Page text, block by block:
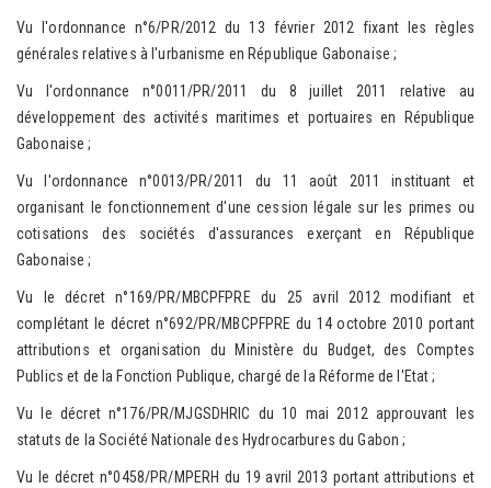
Vu l'ordonnance n°6/PR/2012 du 13 février 2012 fixant les règles
générales relatives à l'urbanisme en République Gabonaise ;
Vu l'ordonnance n°0011/PR/2011 du 8 juillet 2011 relative au
développement des activités maritimes et portuaires en République
Gabonaise ;
Vu l'ordonnance n°0013/PR/2011 du 11 août 2011 instituant et
organisant le fonctionnement d'une cession légale sur les primes ou
cotisations des sociétés d'assurances exerçant en République
Gabonaise ;
Vu le décret n°169/PR/MBCPFPRE du 25 avril 2012 modifiant et
complétant le décret n°692/PR/MBCPFPRE du 14 octobre 2010 portant
attributions et organisation du Ministère du Budget, des Comptes
Publics et de la Fonction Publique, chargé de la Réforme de l'Etat ;
Vu le décret n°176/PR/MJGSDHRIC du 10 mai 2012 approuvant les
statuts de la Société Nationale des Hydrocarbures du Gabon ;
Vu le décret n°0458/PR/MPERH du 19 avril 2013 portant attributions et